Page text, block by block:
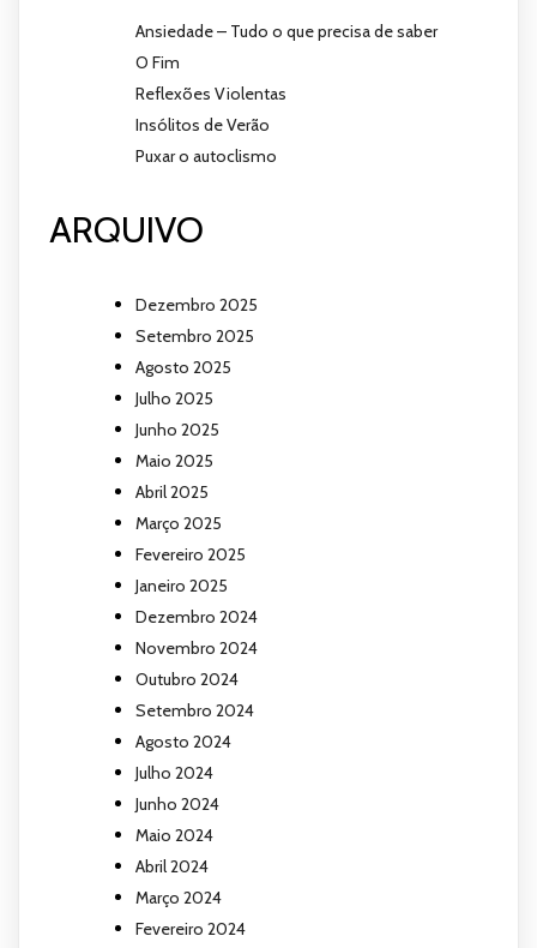
Ansiedade – Tudo o que precisa de saber
O Fim
Reflexões Violentas
Insólitos de Verão
Puxar o autoclismo
ARQUIVO
Dezembro 2025
Setembro 2025
Agosto 2025
Julho 2025
Junho 2025
Maio 2025
Abril 2025
Março 2025
Fevereiro 2025
Janeiro 2025
Dezembro 2024
Novembro 2024
Outubro 2024
Setembro 2024
Agosto 2024
Julho 2024
Junho 2024
Maio 2024
Abril 2024
Março 2024
Fevereiro 2024